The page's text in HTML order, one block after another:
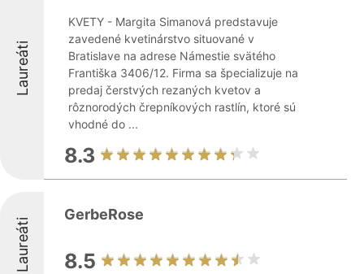
Laureáti
KVETY - Margita Simanová predstavuje
zavedené kvetinárstvo situované v
Bratislave na adrese Námestie svätého
Františka 3406/12. Firma sa špecializuje na
predaj čerstvých rezaných kvetov a
rôznorodých črepníkových rastlín, ktoré sú
vhodné do ...
8.3
Laureáti
GerbeRose
8.5